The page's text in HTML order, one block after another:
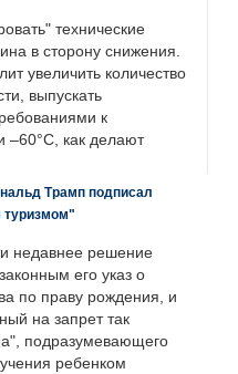
технические
в сторону снижения.
увеличить количество
выпускать
к
–60°C, как делают
Трамп подписал
туризмом"
недавнее решение
его указ о
по праву рождения, и
на запрет так
подразумевающего
ребенком